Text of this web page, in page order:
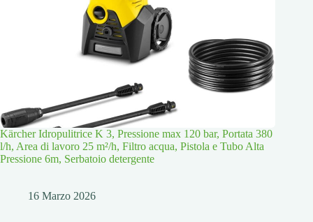
Kärcher Idropulitrice K 3, Pressione max 120 bar, Portata 380
l/h, Area di lavoro 25 m²/h, Filtro acqua, Pistola e Tubo Alta
Pressione 6m, Serbatoio detergente
16 Marzo 2026